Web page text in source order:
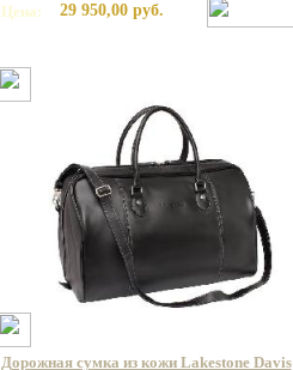
Цена:
29 950,00 руб.
Дорожная сумка из кожи Lakestone Davis